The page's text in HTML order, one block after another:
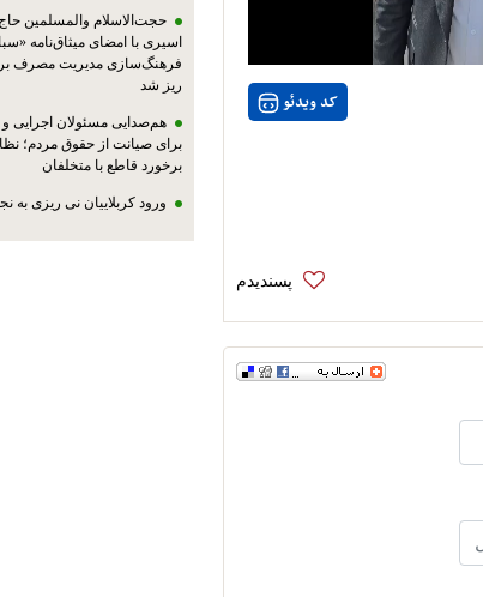
کد ویدئو
حجت‌الاسلام والمسلمین
اسیری با امضای میثاق‌نامه
فرهنگ‌سازی مدیریت مصرف
ریز شد
هم‌صدایی مسئولان اجرایی
برای صیانت از حقوق مردم؛
برخورد قاطع با متخلفان
ورود کربلاییان نی ریزی